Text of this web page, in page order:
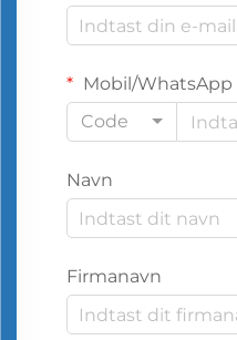
Mobil/WhatsApp
Code
Navn
Firmanavn